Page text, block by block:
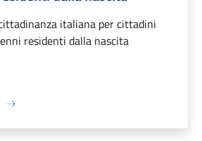
italiana per cittadini
residenti dalla nascita